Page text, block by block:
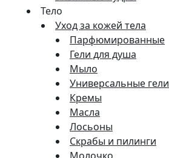
Тело
Уход за кожей тела
Парфюмированные
Гели для душа
Мыло
Универсальные гели
Кремы
Масла
Лосьоны
Скрабы и пилинги